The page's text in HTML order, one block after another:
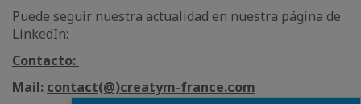
Puede seguir nuestra actualidad en nuestra página de
LinkedIn:
Contacto:
Mail: contact(@)creatym-france.com